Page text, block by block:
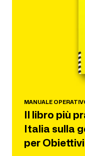
MANUALE
Il libro più
Italia sulla
per